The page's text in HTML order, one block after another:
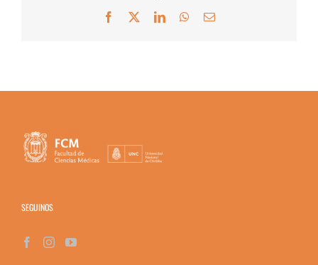
Facebook LinkedInWhatsApp
Correo
SEGUINOS